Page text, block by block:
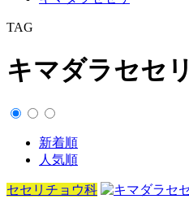
TAG
キマダラセセリ
新着順
人気順
セセリチョウ科